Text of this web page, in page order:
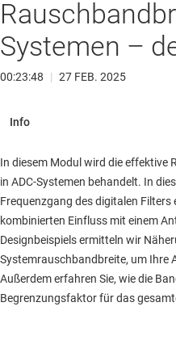
Systemen –
00:23:48 | 27 FEB. 2025
In diesem Modul wird die effektive
in ADC-Systemen behandelt. In
Frequenzgang des digitalen Filters
kombinierten Einfluss mit einem
Designbeispiels ermitteln wir
Systemrauschbandbreite, um Ihre
Außerdem erfahren Sie, wie die
Begrenzungsfaktor für das